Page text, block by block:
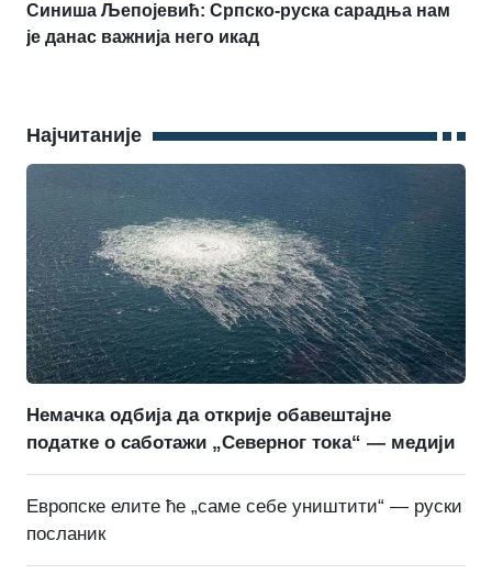
Синиша Љепојевић: Српско-руска сарадња нам
је данас важнија него икад
Најчитаније
Немачка одбија да открије обавештајне
податке о саботажи „Северног тока“ — медији
Европске елите ће „саме себе уништити“ — руски
посланик